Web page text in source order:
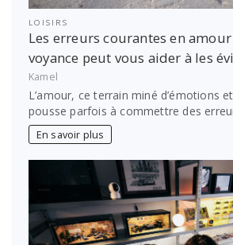
LOISIRS
Les erreurs courantes en
voyance peut vous aider à les
Kamel
L’amour, ce terrain miné d’émotions
pousse parfois à commettre des
En savoir plus